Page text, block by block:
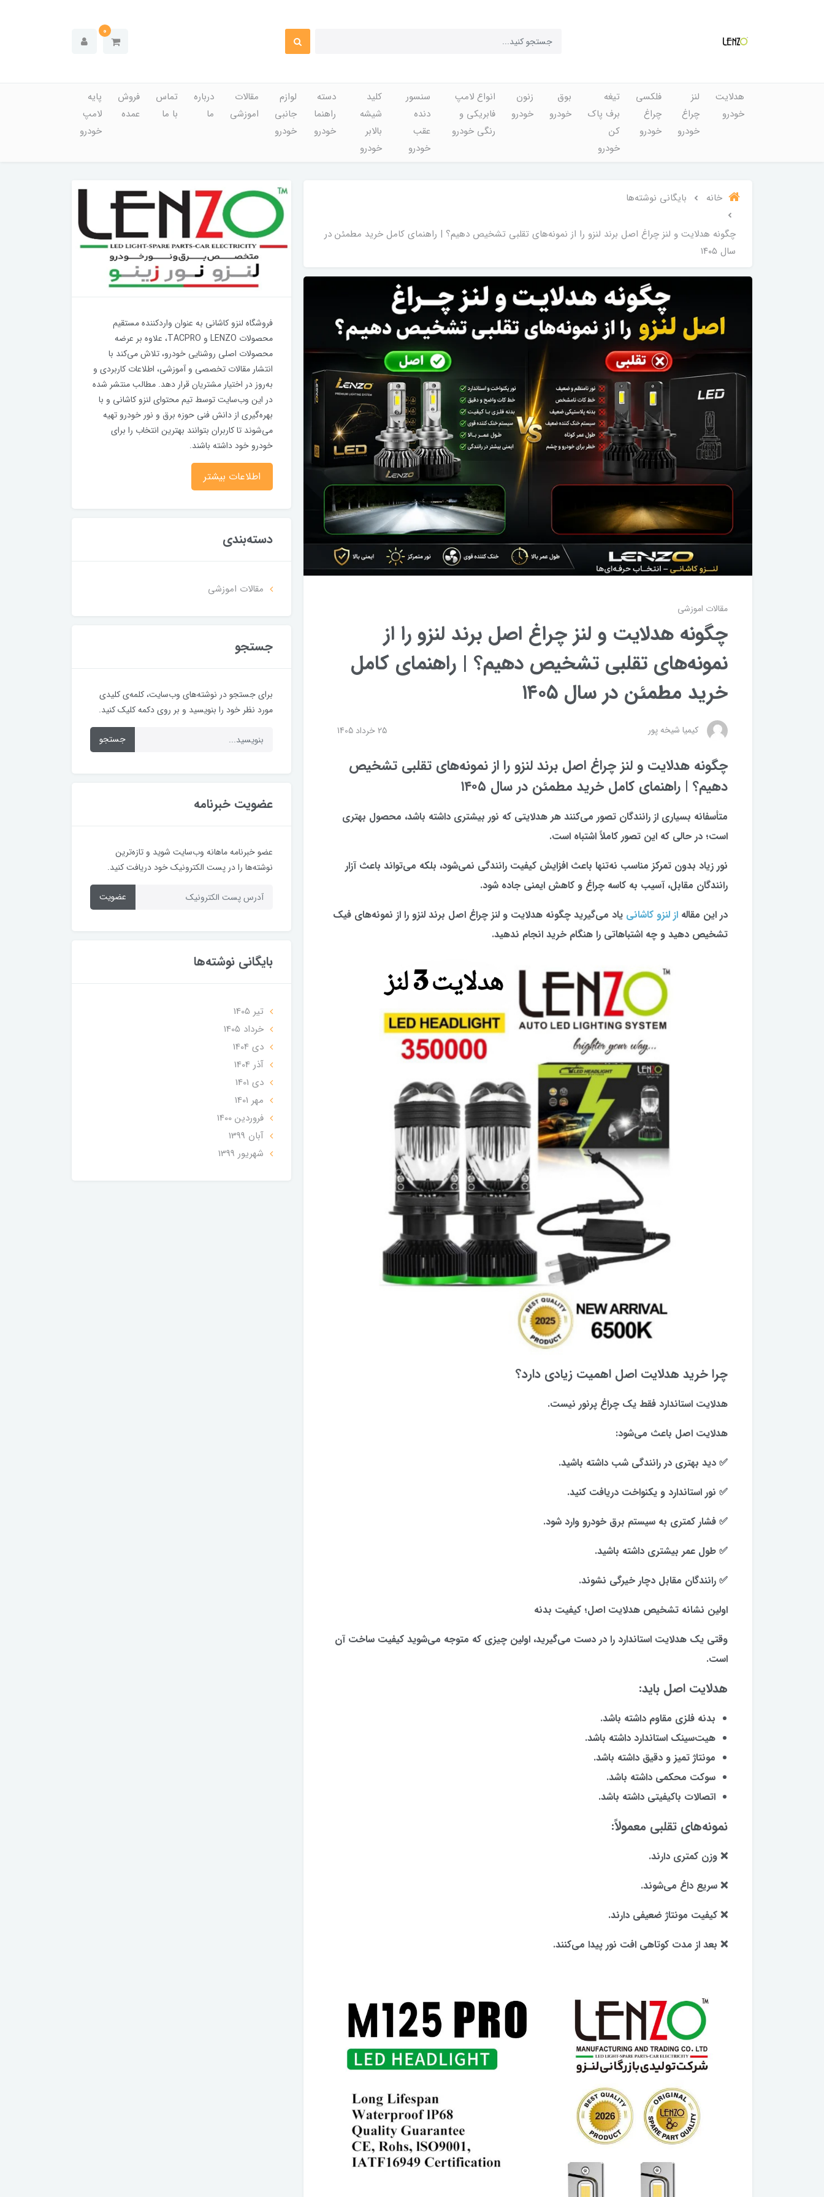
0
هدلایت
خودرو
لنز
چراغ
خودرو
فلکسی
چراغ
خودرو
تیغه
برف پاک
کن
خودرو
بوق
خودرو
زنون
خودرو
انواع لامپ
فابریکی و
رنگی خودرو
سنسور
دنده
عقب
خودرو
کلید
شیشه
بالابر
خودرو
دسته
راهنما
خودرو
لوازم
جانبی
خودرو
مقالات
اموزشی
درباره
ما
تماس
با ما
فروش
عمده
پایه
لامپ
خودرو
خانه بایگانی نوشته‌ها
چگونه هدلایت و لنز چراغ اصل برند لنزو را از نمونه‌های تقلبی تشخیص دهیم؟ | راهنمای کامل خرید مطمئن در
سال ۱۴۰۵
مقالات اموزشی
چگونه هدلایت و لنز چراغ اصل برند لنزو را از
نمونه‌های تقلبی تشخیص دهیم؟ | راهنمای کامل
خرید مطمئن در سال ۱۴۰۵
کیمیا شیخه پور 25 خرداد 1405
چگونه هدلایت و لنز چراغ اصل برند لنزو را از نمونه‌های تقلبی تشخیص
دهیم؟ | راهنمای کامل خرید مطمئن در سال ۱۴۰۵
متأسفانه بسیاری از رانندگان تصور می‌کنند هر هدلایتی که نور بیشتری داشته باشد، محصول بهتری
است؛ در حالی که این تصور کاملاً اشتباه است.
نور زیاد بدون تمرکز مناسب نه‌تنها باعث افزایش کیفیت رانندگی نمی‌شود، بلکه می‌تواند باعث آزار
رانندگان مقابل، آسیب به کاسه چراغ و کاهش ایمنی جاده شود.
در این مقاله از لنزو کاشانی یاد می‌گیرید چگونه هدلایت و لنز چراغ اصل برند لنزو را از نمونه‌های فیک
تشخیص دهید و چه اشتباهاتی را هنگام خرید انجام ندهید.
چرا خرید هدلایت اصل اهمیت زیادی دارد؟
هدلایت استاندارد فقط یک چراغ پرنور نیست.
هدلایت اصل باعث می‌شود:
✅ دید بهتری در رانندگی شب داشته باشید.
✅ نور استاندارد و یکنواخت دریافت کنید.
✅ فشار کمتری به سیستم برق خودرو وارد شود.
✅ طول عمر بیشتری داشته باشید.
✅ رانندگان مقابل دچار خیرگی نشوند.
اولین نشانه تشخیص هدلایت اصل؛ کیفیت بدنه
وقتی یک هدلایت استاندارد را در دست می‌گیرید، اولین چیزی که متوجه می‌شوید کیفیت ساخت آن
است.
هدلایت اصل باید:
بدنه فلزی مقاوم داشته باشد.
هیت‌سینک استاندارد داشته باشد.
مونتاژ تمیز و دقیق داشته باشد.
سوکت محکمی داشته باشد.
اتصالات باکیفیتی داشته باشد.
نمونه‌های تقلبی معمولاً:
❌ وزن کمتری دارند.
❌ سریع داغ می‌شوند.
❌ کیفیت مونتاژ ضعیفی دارند.
❌ بعد از مدت کوتاهی افت نور پیدا می‌کنند.
فروشگاه لنزو کاشانی به عنوان واردکننده مستقیم
محصولات LENZO و TACPRO، علاوه بر عرضه
محصولات اصلی روشنایی خودرو، تلاش می‌کند با
انتشار مقالات تخصصی و آموزشی، اطلاعات کاربردی و
به‌روز در اختیار مشتریان قرار دهد. مطالب منتشر شده
در این وب‌سایت توسط تیم محتوای لنزو کاشانی و با
بهره‌گیری از دانش فنی حوزه برق و نور خودرو تهیه
می‌شوند تا کاربران بتوانند بهترین انتخاب را برای
خودرو خود داشته باشند.
اطلاعات بیشتر
دسته‌بندی
مقالات اموزشی
جستجو
برای جستجو در نوشته‌های وب‌سایت، کلمه‌ی کلیدی
مورد نظر خود را بنویسید و بر روی دکمه کلیک کنید.
جستجو
عضویت خبرنامه
عضو خبرنامه ماهانه وب‌سایت شوید و تازه‌ترین
نوشته‌ها را در پست الکترونیک خود دریافت کنید.
عضویت
بایگانی نوشته‌ها
تير 1405
خرداد 1405
دی 1404
آذر 1404
دی 1401
مهر 1401
فروردین 1400
آبان 1399
شهریور 1399